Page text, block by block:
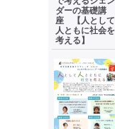
ダーの基礎講
座 【人として
人ともに社会を
考える】